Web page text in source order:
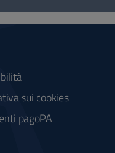
sui cookies
pagoPA